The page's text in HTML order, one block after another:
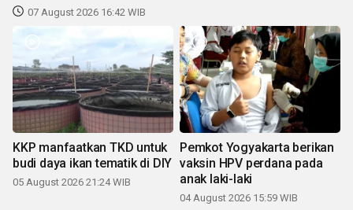
07 August 2026 16:42 WIB
KKP manfaatkan TKD untuk
budi daya ikan tematik di DIY
05 August 2026 21:24 WIB
Pemkot Yogyakarta berikan
vaksin HPV perdana pada
anak laki-laki
04 August 2026 15:59 WIB